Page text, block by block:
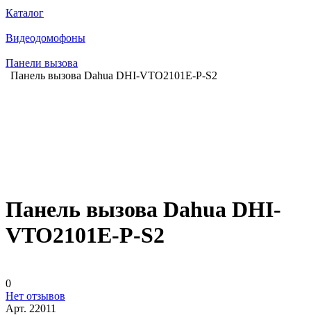
Каталог
Видеодомофоны
Панели вызова
Панель вызова Dahua DHI-VTO2101E-P-S2
Панель вызова Dahua DHI-
VTO2101E-P-S2
0
Нет отзывов
Арт. 22011